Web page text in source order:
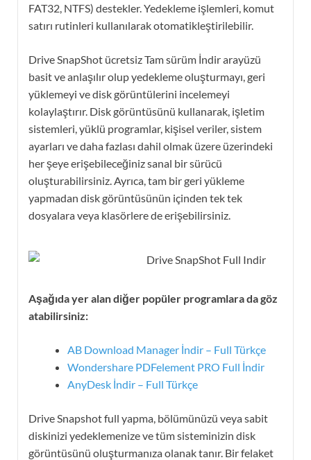
FAT32, NTFS) destekler. Yedekleme işlemleri, komut
satırı rutinleri kullanılarak otomatikleştirilebilir.
Drive SnapShot ücretsiz Tam sürüm İndir arayüzü
basit ve anlaşılır olup yedekleme oluşturmayı, geri
yüklemeyi ve disk görüntülerini incelemeyi
kolaylaştırır. Disk görüntüsünü kullanarak, işletim
sistemleri, yüklü programlar, kişisel veriler, sistem
ayarları ve daha fazlası dahil olmak üzere üzerindeki
her şeye erişebileceğiniz sanal bir sürücü
oluşturabilirsiniz. Ayrıca, tam bir geri yükleme
yapmadan disk görüntüsünün içinden tek tek
dosyalara veya klasörlere de erişebilirsiniz.
Aşağıda yer alan diğer popüler programlara da göz
atabilirsiniz:
AB Download Manager İndir – Full Türkçe
Wondershare PDFelement PRO Full İndir
AnyDesk İndir – Full Türkçe
Drive Snapshot full yapma, bölümünüzü veya sabit
diskinizi yedeklemenize ve tüm sisteminizin disk
görüntüsünü oluşturmanıza olanak tanır. Bir felaket